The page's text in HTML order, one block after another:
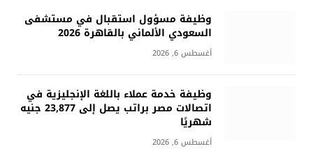
وظيفة مسؤول استقبال في مستشفى
السعودي الألماني بالقاهرة 2026
أغسطس 6, 2026
وظيفة خدمة عملاء باللغة الإنجليزية في
اتصالات مصر براتب يصل إلى 23,877 جنيه
شهريًا
أغسطس 6, 2026